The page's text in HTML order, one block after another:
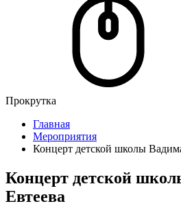
Прокрутка
Главная
Мероприятия
Концерт детской школы
Концерт детской
Евтеева